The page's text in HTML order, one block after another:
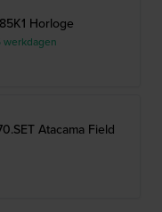
Horloge
Atacama Field